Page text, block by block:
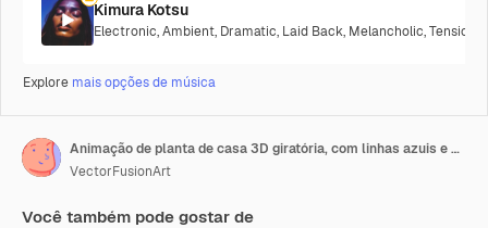
Kimura Kotsu
Electronic,Ambient, Dramatic, Laid Back, Melancholic,Tension
Explore mais opções de música
Animação de planta de casa 3D giratória, com linhas azuis e brancas passando, em fundo preto
VectorFusionArt
Você também pode gostar de